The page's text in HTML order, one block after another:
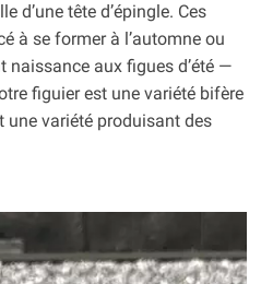
d’une tête d’épingle. Ces
à se former à l’automne ou
naissance aux figues d’été —
figuier est une variété bifère
variété produisant des